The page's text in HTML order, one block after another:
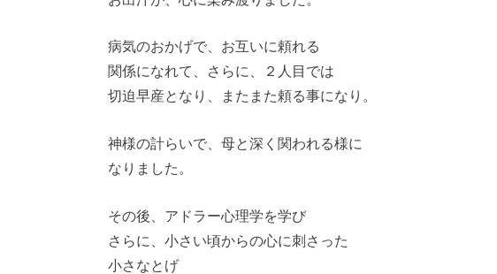
病気のおかげで、お互いに頼れる
関係になれて、さらに、２人目では
切迫早産となり、またまた頼る事になり。
神様の計らいで、母と深く関われる様に
なりました。
その後、アドラー心理学を学び
さらに、小さい頃からの心に刺さった
小さなとげ